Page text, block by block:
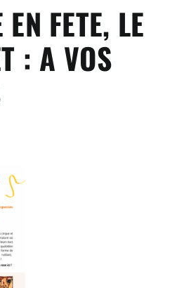
FETE, LE
: A VOS